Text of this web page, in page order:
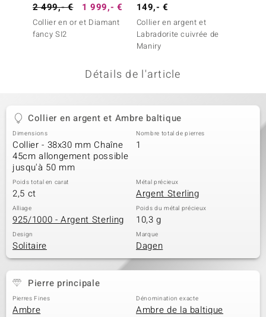
Collection2 499,- € 1 999,- €
Collier en or et Diamant
fancy SI2
149,- €
Collier en argent et
Labradorite cuivrée de
Maniry
Détails de l'article
Collier en argent et Ambre baltique
Dimensions
Collier - 38x30 mm Chaîne
45cm allongement possible
jusqu'à 50 mm
Nombre total de pierres
1
Poids total en carat
2,5 ct
Métal précieux
Argent Sterling
Alliage
925/1000 - Argent Sterling
Poids du métal précieux
10,3 g
Design
Solitaire
Marque
Dagen
Pierre principale
Pierres Fines
Ambre
Dénomination exacte
Ambre de la baltique